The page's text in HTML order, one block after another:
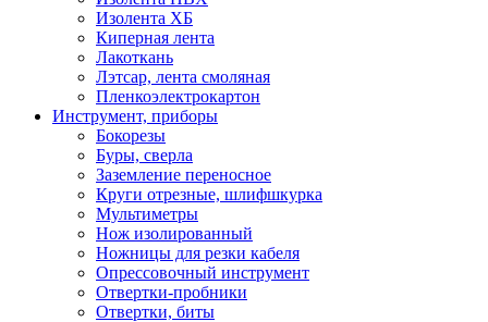
Изолента ХБ
Киперная лента
Лакоткань
Лэтсар, лента смоляная
Пленкоэлектрокартон
Инструмент, приборы
Бокорезы
Буры, сверла
Заземление переносное
Круги отрезные, шлифшкурка
Мультиметры
Нож изолированный
Ножницы для резки кабеля
Опрессовочный инструмент
Отвертки-пробники
Отвертки, биты